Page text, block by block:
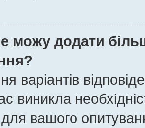
можу додати
варіантів
виникла
для вашого